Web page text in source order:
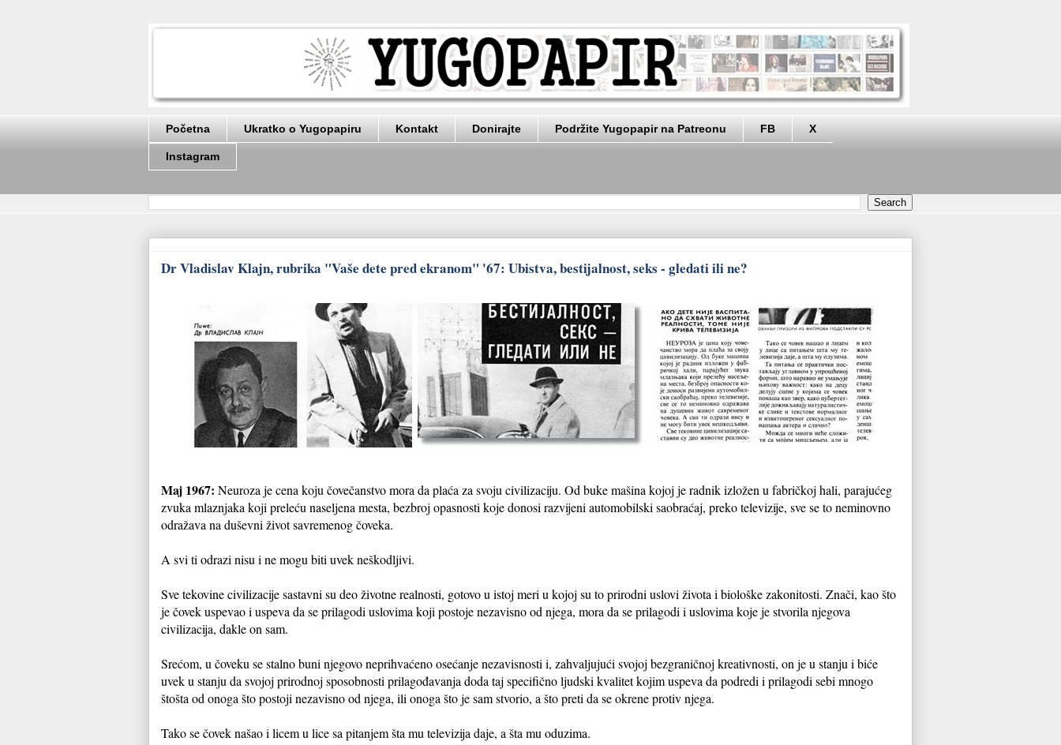
Početna Ukratko o Yugopapiru Kontakt Donirajte Podržite Yugopapir na Patreonu FB X
Instagram
Dr Vladislav Klajn, rubrika "Vaše dete pred ekranom" '67: Ubistva, bestijalnost, seks - gledati ili ne?
Maj 1967: Neuroza je cena koju čovečanstvo mora da plaća za svoju civilizaciju. Od buke mašina kojoj je radnik izložen u fabričkoj hali, parajućeg
zvuka mlaznjaka koji preleću naseljena mesta, bezbroj opasnosti koje donosi razvijeni automobilski saobraćaj, preko televizije, sve se to neminovno
odražava na duševni život savremenog čoveka.
A svi ti odrazi nisu i ne mogu biti uvek neškodljivi.
Sve tekovine civilizacije sastavni su deo životne realnosti, gotovo u istoj meri u kojoj su to prirodni uslovi života i biološke zakonitosti. Znači, kao što
je čovek uspevao i uspeva da se prilagodi uslovima koji postoje nezavisno od njega, mora da se prilagodi i uslovima koje je stvorila njegova
civilizacija, dakle on sam.
Srećom, u čoveku se stalno buni njegovo neprihvaćeno osećanje nezavisnosti i, zahvaljujući svojoj bezgraničnoj kreativnosti, on je u stanju i biće
uvek u stanju da svojoj prirodnoj sposobnosti prilagođavanja doda taj specifično ljudski kvalitet kojim uspeva da podredi i prilagodi sebi mnogo
štošta od onoga što postoji nezavisno od njega, ili onoga što je sam stvorio, a što preti da se okrene protiv njega.
Tako se čovek našao i licem u lice sa pitanjem šta mu televizija daje, a šta mu oduzima.